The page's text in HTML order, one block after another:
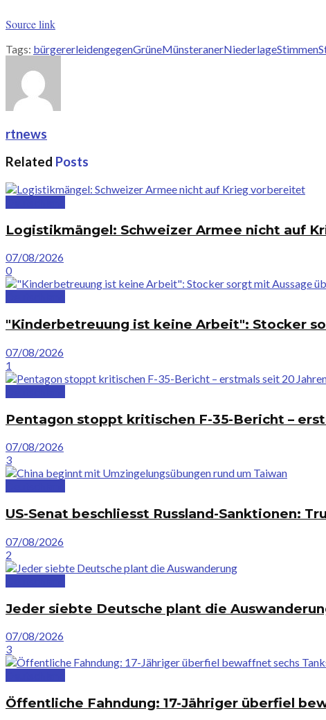
Source link
Tags: bürgererleidengegenGrüneMünsteranerNiederlageStimmen
rtnews
Related Posts
Logistikmängel: Schweizer Armee nicht auf
07/08/2026
0
"Kinderbetreuung ist keine Arbeit": Stocker
07/08/2026
1
Pentagon stoppt kritischen F-35-Bericht –
07/08/2026
3
US-Senat beschliesst Russland-Sanktionen:
07/08/2026
2
Jeder siebte Deutsche plant die
07/08/2026
3
Öffentliche Fahndung: 17-Jähriger überfiel